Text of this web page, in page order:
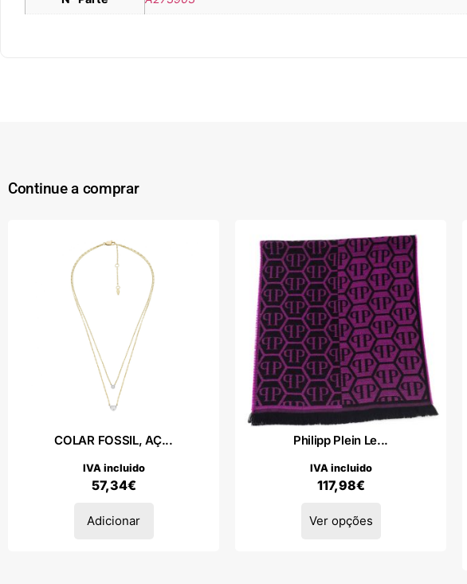
Continue a comprar
COLAR FOSSIL, AÇ...
57,34€
IVA incluido
Adicionar
Philipp Plein Le...
117,98€
IVA incluido
Ver opções